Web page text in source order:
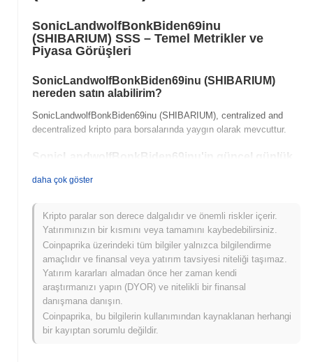
SonicLandwolfBonkBiden69inu
(SHIBARIUM) SSS – Temel Metrikler ve
Piyasa Görüşleri
SonicLandwolfBonkBiden69inu (SHIBARIUM)
nereden satın alabilirim?
SonicLandwolfBonkBiden69inu (SHIBARIUM), centralized and
decentralized kripto para borsalarında yaygın olarak mevcuttur.
SonicLandwolfBonkBiden69inu'in güncel günlük
₺ 0.00
SonicLandwolfBonkBiden69inu'in fiyat aralığı
geçmişi nedir?
Tüm Zamanların En Yüksek Değeri (ATH): ₺ 0.001861
Tüm Zamanların En Düşük Değeri (ATL): ₺ 0.00
SonicLandwolfBonkBiden69inu şu anda ATH'sinin
altında işlem görüyor .
daha çok göster
Kripto paralar son derece dalgalıdır ve önemli riskler içerir.
Yatırımınızın bir kısmını veya tamamını kaybedebilirsiniz.
Coinpaprika üzerindeki tüm bilgiler yalnızca bilgilendirme
amaçlıdır ve finansal veya yatırım tavsiyesi niteliği taşımaz.
Yatırım kararları almadan önce her zaman kendi
araştırmanızı yapın (DYOR) ve nitelikli bir finansal
danışmana danışın.
Coinpaprika, bu bilgilerin kullanımından kaynaklanan herhangi
bir kayıptan sorumlu değildir.